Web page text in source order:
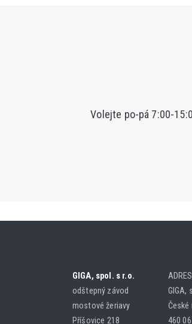
Volejte po-pá 7:00-
GIGA, spol. s r.o.
odštepný závod
mostové žeriavy
Příšovice 218
GIGA,
České
460